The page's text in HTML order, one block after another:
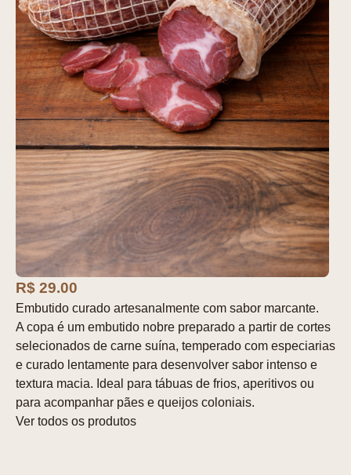
R$ 29.00
Embutido curado artesanalmente com sabor marcante.
A copa é um embutido nobre preparado a partir de cortes
selecionados de carne suína, temperado com especiarias
e curado lentamente para desenvolver sabor intenso e
textura macia. Ideal para tábuas de frios, aperitivos ou
para acompanhar pães e queijos coloniais.
Ver todos os produtos